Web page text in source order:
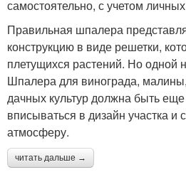
самостоятельно, с учетом
Правильная шпалера
конструкцию в виде решетки,
плетущихся растений. Но одной
Шпалера для винограда,
дачных культур должна быть
вписываться в дизайн участка и
атмосферу.
читать дальше →